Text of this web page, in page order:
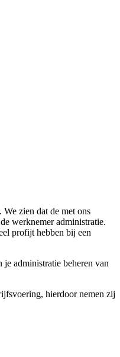
zien dat de met ons
werknemer administratie.
profijt hebben bij een
administratie beheren van
hierdoor nemen zij